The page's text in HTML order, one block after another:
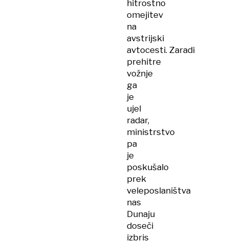
hitrostno
omejitev
na
avstrijski
avtocesti. Zaradi
prehitre
vožnje
ga
je
ujel
radar,
ministrstvo
pa
je
poskušalo
prek
veleposlaništva
nas
Dunaju
doseči
izbris